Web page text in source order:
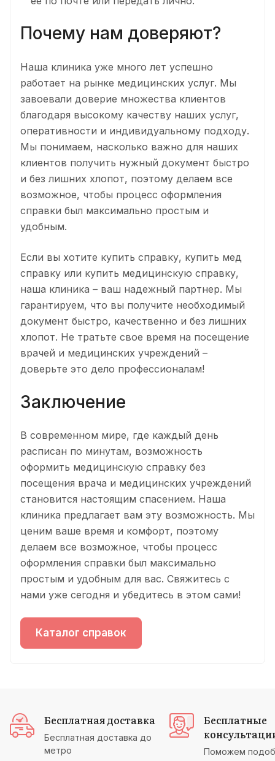
Почему нам доверяют?
Наша клиника уже много лет успешно
работает на рынке медицинских услуг. Мы
завоевали доверие множества клиентов
благодаря высокому качеству наших услуг,
оперативности и индивидуальному подходу.
Мы понимаем, насколько важно для наших
клиентов получить нужный документ быстро
и без лишних хлопот, поэтому делаем все
возможное, чтобы процесс оформления
справки был максимально простым и
удобным.
Если вы хотите купить справку, купить мед
справку или купить медицинскую справку,
наша клиника – ваш надежный партнер. Мы
гарантируем, что вы получите необходимый
документ быстро, качественно и без лишних
хлопот. Не тратьте свое время на посещение
врачей и медицинских учреждений –
доверьте это дело профессионалам!
Заключение
В современном мире, где каждый день
расписан по минутам, возможность
оформить медицинскую справку без
посещения врача и медицинских учреждений
становится настоящим спасением. Наша
клиника предлагает вам эту возможность. Мы
ценим ваше время и комфорт, поэтому
делаем все возможное, чтобы процесс
оформления справки был максимально
простым и удобным для вас. Свяжитесь с
нами уже сегодня и убедитесь в этом сами!
Каталог справок
Бесплатная доставка
Бесплатная доставка до
метро
Бесплатные
Поможем